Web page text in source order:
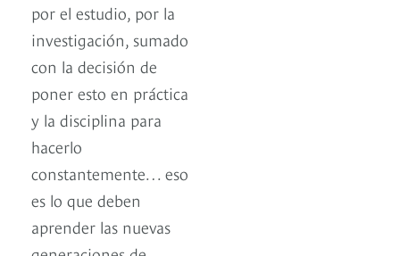
por el estudio, por la
investigación, sumado
con la decisión de
poner esto en práctica
y la disciplina para
hacerlo
constantemente… eso
es lo que deben
aprender las nuevas